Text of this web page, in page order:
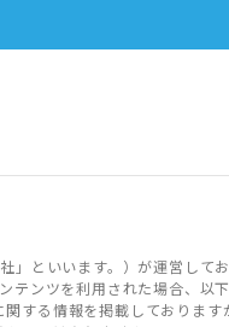
」といいます。）が運営し
テンツを利用された場合、以
する情報を掲載しておりま